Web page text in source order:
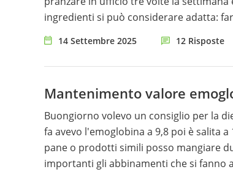
ingredienti si può considerare adatta: farina di GRANO tenero tipo “1” macinata a pietra (42%), acqua, amido
resistente di mais (10%), olio vegetale
acido di sodio, amido di mais), crusca di
14 Settembre 2025 12 Risposte
Mantenimento valore
Buongiorno volevo un consiglio per la dieta avendo
fa avevo l'emoglobina a 9,8 poi è salita
pane o prodotti simili posso mangiare
importanti gli abbinamenti che si fanno